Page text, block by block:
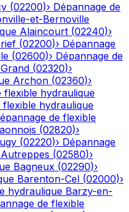
(02200)› Dépannage de
et-Bernoville
Alaincourt (02240)›
(02200)› Dépannage
(02600)› Dépannage de
(02320)›
Archon (02360)›
flexible hydraulique
flexible hydraulique
de flexible
(02820)›
(02220)› Dépannage
Autreppes (02580)›
Bagneux (02290)›
Barenton-Cel (02000)›
hydraulique Barzy-en-
de flexible